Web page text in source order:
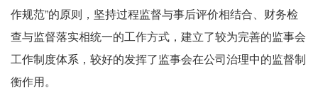
作规范”的原则，坚持过程监督与事后评价相结合、财务检
查与监督落实相统一的工作方式，建立了较为完善的监事会
工作制度体系，较好的发挥了监事会在公司治理中的监督制
衡作用。